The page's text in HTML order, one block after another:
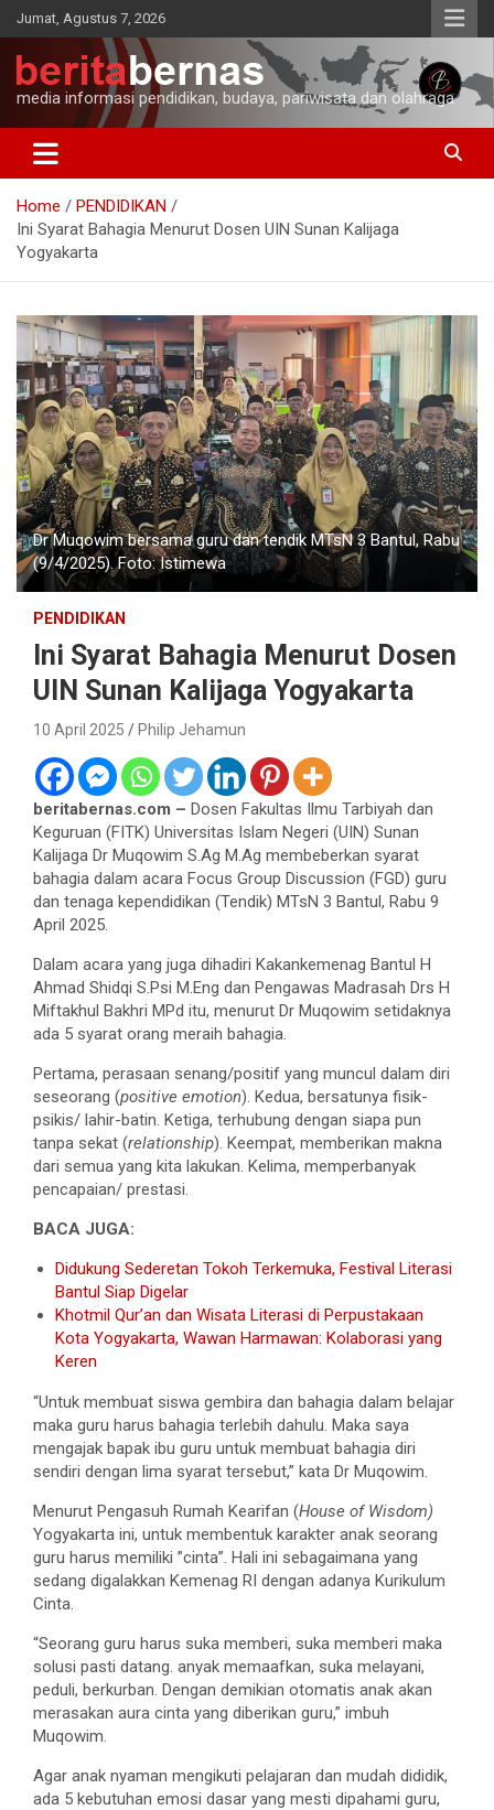
Skip
to
content
Jumat, Agustus 7, 2026
media informasi pendidikan, budaya, pariwisata dan olahraga
Home
PENDIDIKAN
Ini Syarat Bahagia Menurut Dosen UIN Sunan Kalijaga
Yogyakarta
Dr Muqowim bersama guru dan tendik MTsN 3 Bantul, Rabu
(9/4/2025). Foto: Istimewa
PENDIDIKAN
Ini Syarat Bahagia Menurut Dosen
UIN Sunan Kalijaga Yogyakarta
10 April 2025 Philip Jehamun
beritabernas.com – Dosen Fakultas Ilmu Tarbiyah dan
Keguruan (FITK) Universitas Islam Negeri (UIN) Sunan
Kalijaga Dr Muqowim S.Ag M.Ag membeberkan syarat
bahagia dalam acara Focus Group Discussion (FGD) guru
dan tenaga kependidikan (Tendik) MTsN 3 Bantul, Rabu 9
April 2025.
Dalam acara yang juga dihadiri Kakankemenag Bantul H
Ahmad Shidqi S.Psi M.Eng dan Pengawas Madrasah Drs H
Miftakhul Bakhri MPd itu, menurut Dr Muqowim setidaknya
ada 5 syarat orang meraih bahagia.
Pertama, perasaan senang/positif yang muncul dalam diri
seseorang (positive emotion). Kedua, bersatunya fisik-
psikis/ lahir-batin. Ketiga, terhubung dengan siapa pun
tanpa sekat (relationship). Keempat, memberikan makna
dari semua yang kita lakukan. Kelima, memperbanyak
pencapaian/ prestasi.
BACA JUGA:
Didukung Sederetan Tokoh Terkemuka, Festival Literasi
Bantul Siap Digelar
Khotmil Qur’an dan Wisata Literasi di Perpustakaan
Kota Yogyakarta, Wawan Harmawan: Kolaborasi yang
Keren
“Untuk membuat siswa gembira dan bahagia dalam belajar
maka guru harus bahagia terlebih dahulu. Maka saya
mengajak bapak ibu guru untuk membuat bahagia diri
sendiri dengan lima syarat tersebut,” kata Dr Muqowim.
Menurut Pengasuh Rumah Kearifan (House of Wisdom)
Yogyakarta ini, untuk membentuk karakter anak seorang
guru harus memiliki ”cinta”. Hali ini sebagaimana yang
sedang digalakkan Kemenag RI dengan adanya Kurikulum
Cinta.
“Seorang guru harus suka memberi, suka memberi maka
solusi pasti datang. anyak memaafkan, suka melayani,
peduli, berkurban. Dengan demikian otomatis anak akan
merasakan aura cinta yang diberikan guru,” imbuh
Muqowim.
Agar anak nyaman mengikuti pelajaran dan mudah dididik,
ada 5 kebutuhan emosi dasar yang mesti dipahami guru,